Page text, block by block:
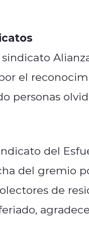
el
personas
del
del gremio
de